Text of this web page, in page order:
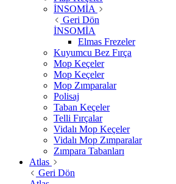
İNSOMİA
Geri Dön
İNSOMİA
Elmas Frezeler
Kuyumcu Bez Fırça
Mop Keçeler
Mop Keçeler
Mop Zımparalar
Polisaj
Taban Keçeler
Telli Fırçalar
Vidalı Mop Keçeler
Vidalı Mop Zımparalar
Zımpara Tabanları
Atlas
Geri Dön